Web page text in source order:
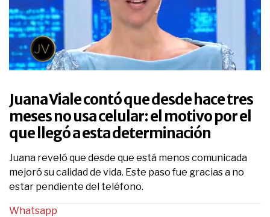
Juana Viale contó que desde hace tres
meses no usa celular: el motivo por el
que llegó a esta determinación
0
of
3
minutes,
3
seconds
Juana reveló que desde que está menos comunicada
mejoró su calidad de vida. Este paso fue gracias a no
estar pendiente del teléfono.
Whatsapp